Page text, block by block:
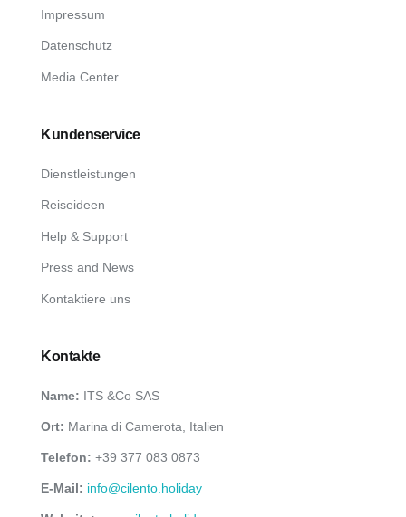
Impressum
Datenschutz
Media Center
Kundenservice
Dienstleistungen
Reiseideen
Help & Support
Press and News
Kontaktiere uns
Kontakte
Name: ITS &Co SAS
Ort: Marina di Camerota, Italien
Telefon: +39 377 083 0873
E-Mail: info@cilento.holiday